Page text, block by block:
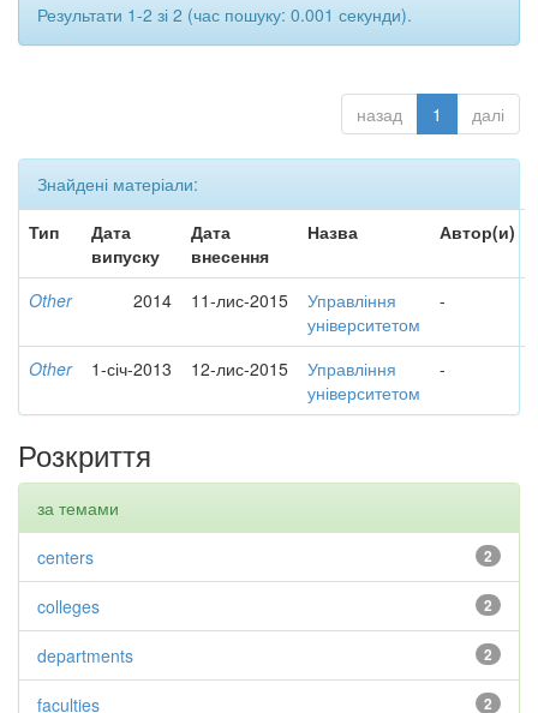
Результати 1-2 зі 2 (час пошуку: 0.001 секунди).
назад 1 далі
Знайдені матеріали:
Тип
Дата
випуску
Дата
внесення
Назва Автор(и)
Other 2014 11-лис-2015
Управління
університетом
-
Other 1-січ-2013 12-лис-2015
Управління
університетом
-
Розкриття
за темами
2
centers
2
colleges
2
departments
2
faculties